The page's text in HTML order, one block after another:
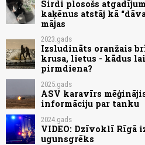
Sirdi plosošs
kaķēnus atstāj kā
mājas
2023.gads
Izsludināts oranžais
krusa, lietus - kādus
pirmdiena?
2025.gads
ASV karavīrs
informāciju par tanku
2024.gads
VIDEO: Dzīvoklī Rīgā
ugunsgrēks